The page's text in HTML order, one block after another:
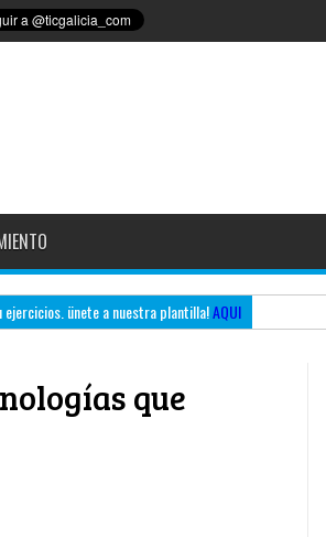
ejercicios. ünete a nuestra plantilla!AQUI
que